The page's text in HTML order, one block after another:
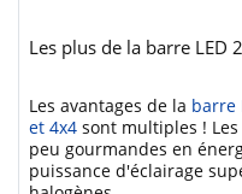
Les plus de la barre LED
Les avantages de la barre
et 4x4 sont multiples !
peu gourmandes en
puissance d'éclairage